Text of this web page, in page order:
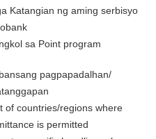
Katangian ng aming serbisyo
sa Point program
pagpapadalhan/
of countries/regions where
is permitted